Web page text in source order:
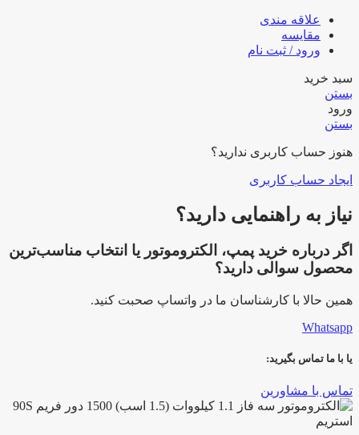
علاقه مندی
مقایسه
ورود / ثبت نام
سبد خرید
بستن
ورود
بستن
هنوز حساب کاربری ندارید؟
ایجاد حساب کاربری
نیاز به راهنمایی دارید؟
اگر درباره خرید پمپ، الکتروموتور یا انتخاب مناسب‌ترین
محصول سوالی دارید؟
همین حالا با کارشناسان ما در واتساپ صحبت کنید.
Whatsapp
یا با ما تماس بگیرید:
تماس با مشاورین